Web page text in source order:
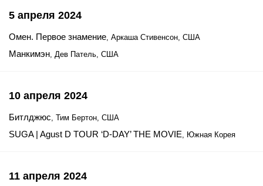
5 апреля 2024
Омен. Первое знамение, Аркаша Стивенсон, США
Манкимэн, Дев Патель, США
10 апреля 2024
Битлджюс, Тим Бертон, США
SUGA | Agust D TOUR ‘D-DAY’ THE MOVIE, Южная Корея
11 апреля 2024